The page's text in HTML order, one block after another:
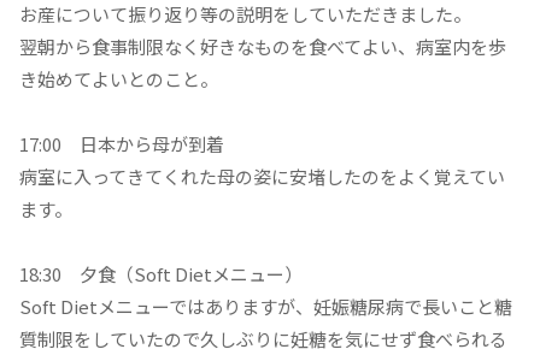
お産について振り返り等の説明をしていただきました。
翌朝から食事制限なく好きなものを食べてよい、病室内を歩
き始めてよいとのこと。
17:00 日本から母が到着
病室に入ってきてくれた母の姿に安堵したのをよく覚えてい
ます。
18:30 夕食（Soft Dietメニュー）
Soft Dietメニューではありますが、妊娠糖尿病で長いこと糖
質制限をしていたので久しぶりに妊糖を気にせず食べられる